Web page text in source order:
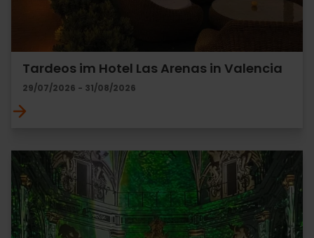
Tardeos im Hotel Las Arenas in Valencia
29/07/2026 - 31/08/2026